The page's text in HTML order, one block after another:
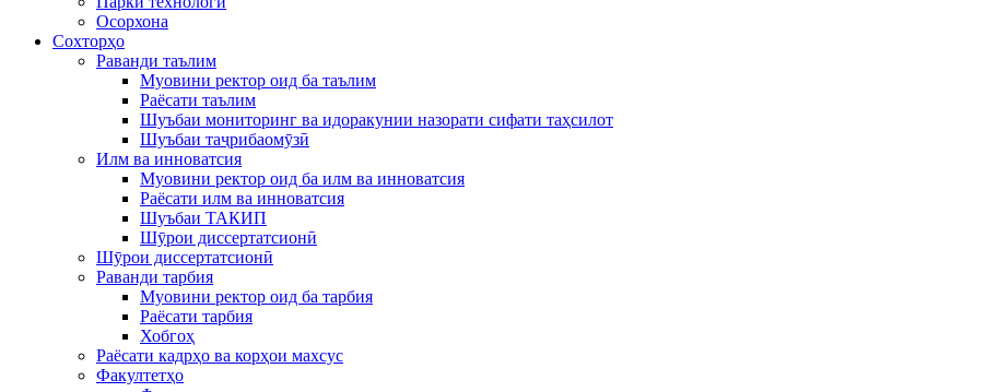
Осорхона
Сохторҳо
Раванди таълим
Муовини ректор оид ба таълим
Раёсати таълим
Шуъбаи мониторинг ва идоракунии назорати сифати таҳсилот
Шуъбаи таҷрибаомӯзӣ
Илм ва инноватсия
Муовини ректор оид ба илм ва инноватсия
Раёсати илм ва инноватсия
Шуъбаи ТАКИП
Шӯрои диссертатсионӣ
Шӯрои диссертатсионӣ
Раванди тарбия
Муовини ректор оид ба тарбия
Раёсати тарбия
Хобгоҳ
Раёсати кадрҳо ва корҳои махсус
Факултетҳо